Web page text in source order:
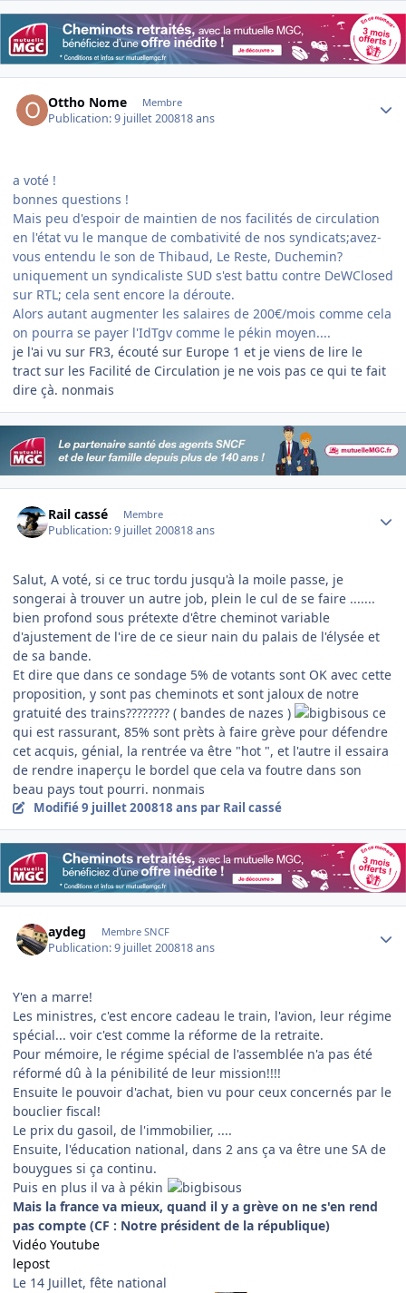
Ottho Nome Membre
Publication:9 juillet 200818 ans
a voté !
bonnes questions !
Mais peu d'espoir de maintien de nos facilités de circulation
en l'état vu le manque de combativité de nos syndicats;avez-
vous entendu le son de Thibaud, Le Reste, Duchemin?
uniquement un syndicaliste SUD s'est battu contre DeWClosed
sur RTL; cela sent encore la déroute.
Alors autant augmenter les salaires de 200€/mois comme cela
on pourra se payer l'IdTgv comme le pékin moyen....
je l'ai vu sur FR3, écouté sur Europe 1 et je viens de lire le
tract sur les Facilité de Circulation je ne vois pas ce qui te fait
dire çà. nonmais
Rail cassé Membre
Publication:9 juillet 200818 ans
Salut, A voté, si ce truc tordu jusqu'à la moile passe, je
songerai à trouver un autre job, plein le cul de se faire .......
bien profond sous prétexte d'être cheminot variable
d'ajustement de l'ire de ce sieur nain du palais de l'élysée et
de sa bande.
Et dire que dans ce sondage 5% de votants sont OK avec cette
proposition, y sont pas cheminots et sont jaloux de notre
gratuité des trains???????? ( bandes de nazes )
ce
qui est rassurant, 85% sont prèts à faire grève pour défendre
cet acquis, génial, la rentrée va être "hot ", et l'autre il essaira
de rendre inaperçu le bordel que cela va foutre dans son
beau pays tout pourri. nonmais
Modifié9 juillet 200818 ans par Rail cassé
aydeg Membre SNCF
Publication:9 juillet 200818 ans
Y'en a marre!
Les ministres, c'est encore cadeau le train, l'avion, leur régime
spécial... voir c'est comme la réforme de la retraite.
Pour mémoire, le régime spécial de l'assemblée n'a pas été
réformé dû à la pénibilité de leur mission!!!!
Ensuite le pouvoir d'achat, bien vu pour ceux concernés par le
bouclier fiscal!
Le prix du gasoil, de l'immobilier, ....
Ensuite, l'éducation national, dans 2 ans ça va être une SA de
bouygues si ça continu.
Puis en plus il va à pékin
Mais la france va mieux, quand il y a grève on ne s'en rend
pas compte (CF : Notre président de la république)
Vidéo Youtube
lepost
Le 14 Juillet, fête national